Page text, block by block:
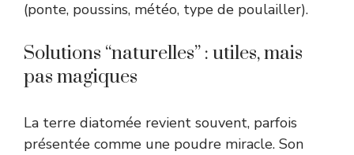
(ponte, poussins, météo, type de poulailler).
Solutions “naturelles” : utiles, mais
pas magiques
La terre diatomée revient souvent, parfois
présentée comme une poudre miracle. Son